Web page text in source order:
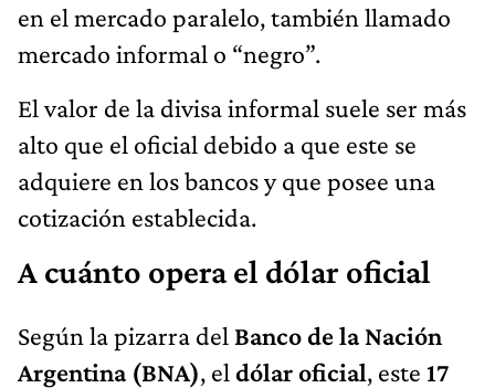
en el mercado paralelo, también llamado
mercado informal o “negro”.
El valor de la divisa informal suele ser más
alto que el oficial debido a que este se
adquiere en los bancos y que posee una
cotización establecida.
A cuánto opera el dólar oficial
Según la pizarra del Banco de la Nación
Argentina (BNA), el dólar oficial, este 17